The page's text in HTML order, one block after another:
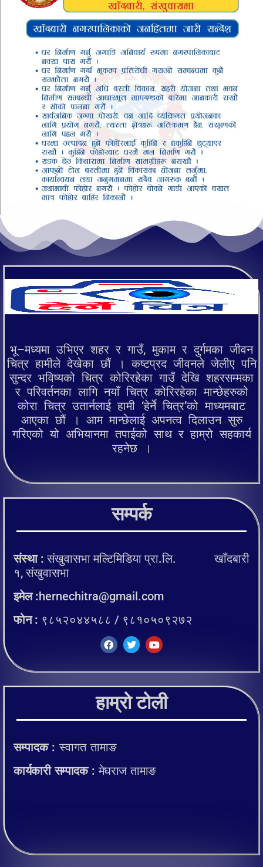
भू–मध्यमा उभिएर शहर र गाउँ, मुकाम र दुर्गमका जीवन
चित्र हामीले देखेका छौं । कष्टप्रद जीवनले जेलीए पनि
सुन्दर भविष्यको चित्र कोरिरहेका गाउँ देखि शहरसम्मका
र परिवर्तनका लागि नयाँ चित्र कोरिरहेका मान्छेहरुको
कोरा चित्र उतार्नलाई हामी ‘हेर्ने चित्र’को माध्यमबाट
आएका छौं । आम मान्छेलाई अपनत्व दिलाउन सुरु
गरिएको यो अभियानमा तपाईको साथ र हाम्रो सहकार्य
रहनेछ ।
सम्पर्क
संस्था : संखुवासभा मल्टिमिडिया प्रा.लि. खाँदबारी
१, संखुवासभा
इमेल :hernechitra@gmail.com
फोन : ९८५२०४४५८८ / ९८१०५०९२७२
हाम्रो टोली
सम्पादक :स्वागत तामाङ
कार्यकारी सम्पादक :मेघराज तामाङ